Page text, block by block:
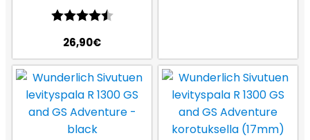
Arvio: 4.7 5:sta tähdestä
26,90€